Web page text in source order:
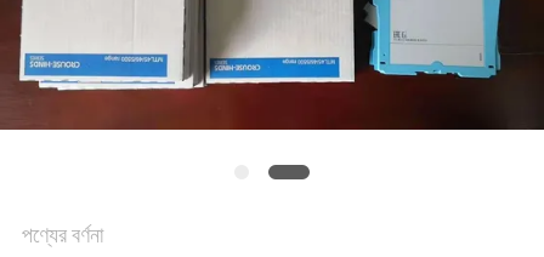
সাইট
ম্যাপ
গোপনীয়তা
পণ্যের বর্ণনা